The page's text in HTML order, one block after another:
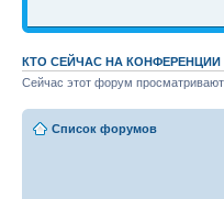
КТО СЕЙЧАС НА КОНФЕРЕНЦИИ
Сейчас этот форум
Список форумов